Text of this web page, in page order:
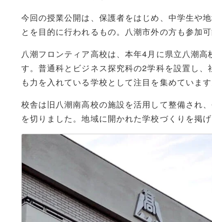
今回の授業公開は、保護者をはじめ、中学生や
とを目的に行われるもの。八潮市外の方も参加
八潮フロンティア高校は、本年4月に県立八潮
す。普通科とビジネス探究科の2学科を設置し
も力を入れている学校として注目を集めています
校舎は旧八潮南高校の施設を活用して整備され
を切りました。地域に開かれた学校づくりを掲